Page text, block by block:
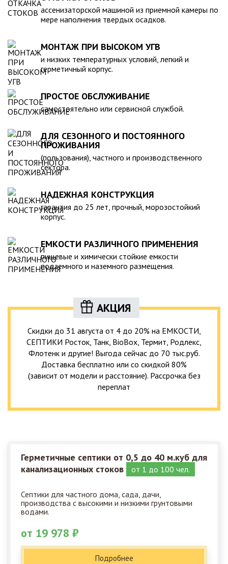
компанией, произведена в полном соответствии с
действующими стандартами и полностью безопасна в
экологическом отношении.
ассенизаторской машиной из приемной камеры по
мере наполнения твердых осадков.
МОНТАЖ ПРИ ВЫСОКОМ УГВ
и низких температурных условий, легкий и
герметичный корпус.
ПРОСТОЕ ОБСЛУЖИВАНИЕ
самостоятельно или сервисной службой.
ДЛЯ СЕЗОННОГО И ПОСТОЯННОГО
ПРОЖИВАНИЯ
(пользования), частного и производственного
сектора.
НАДЕЖНАЯ КОНСТРУКЦИЯ
гарантия до 25 лет, прочный, морозостойкий
корпус.
ЕМКОСТИ РАЗЛИЧНОГО ПРИМЕНЕНИЯ
пищевые и химически стойкие емкости
подземного и наземного размещения.
АКЦИЯ
Скидки до 31 августа от 4 до 20% на ЕМКОСТИ,
СЕПТИКИ Росток, Танк, BioBox, Термит, Родлекс,
Флотенк и другие! Выгода сейчас до 70 тыс.руб.
Доставка бесплатно или со скидкой 80%
(зависит от модели и расстояние). Рассрочка без
переплат
Герметичные септики от 0,5 до 40 м.куб для
канализационных стоков
от 1 до 100 чел.
Септики для частного дома, сада, дачи,
производства с высокими и низкими грунтовыми
водами.
от 19 978 ₽
Подробнее